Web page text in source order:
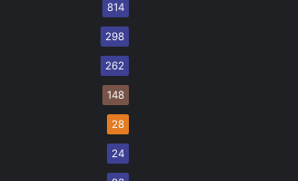
814
298
262
148
28
24